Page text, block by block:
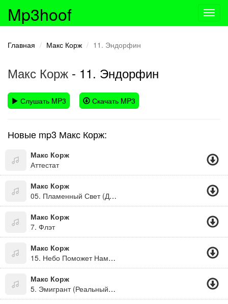
Mp3hoof
Главная Макс Корж 11. Эндорфин
Макс Корж - 11. Эндорфин
Слушать MP3 Скачать MP3
Новые mp3 Макс Корж:
Макс Корж
Аттестат
Макс Корж
05. Пламенный Свет (Домашний 2014)
Макс Корж
7. Флэт
Макс Корж
15. Небо Поможет Нам (Животный Мир 2012)
Макс Корж
5. Эмигрант (Реальный Рэпчик )